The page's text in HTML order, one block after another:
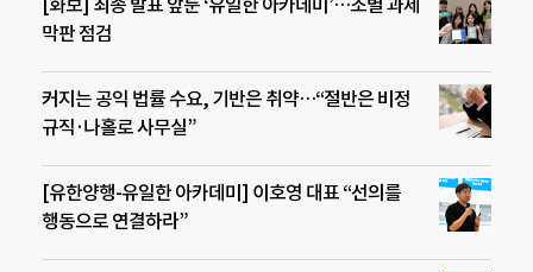
막판 점검
커지는 공익 법률 수요, 기반은 취약…“절반은 비정
규직·나홀로 사무실”
[유한양행-유일한 아카데미] 이호영 대표 “선의를
행동으로 연결하라”